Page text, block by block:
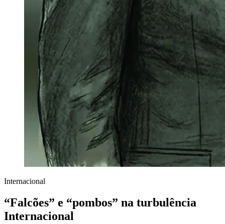
Internacional
“Falcões” e “pombos” na turbulência
Internacional